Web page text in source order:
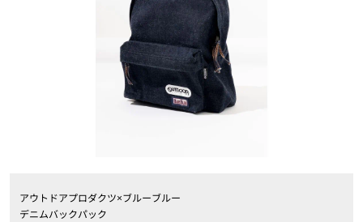
アウトドアプロダクツ×ブルーブルー
デニムバックパック